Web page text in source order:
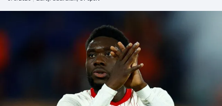
Basketbal
Historické návraty